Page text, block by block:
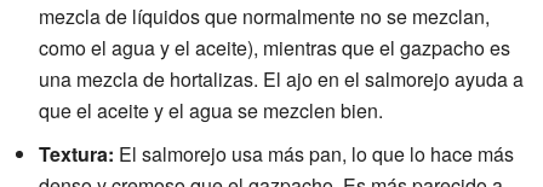
mezcla de líquidos que normalmente no se mezclan,
como el agua y el aceite), mientras que el gazpacho es
una mezcla de hortalizas. El ajo en el salmorejo ayuda a
que el aceite y el agua se mezclen bien.
Textura: El salmorejo usa más pan, lo que lo hace más